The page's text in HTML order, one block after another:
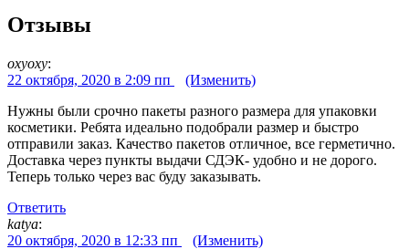
Отзывы
oxyoxy:
22 октября, 2020 в 2:09 пп
(Изменить)
Нужны были срочно пакеты разного размера для упаковки
косметики. Ребята идеально подобрали размер и быстро
отправили заказ. Качество пакетов отличное, все герметично.
Доставка через пункты выдачи СДЭК- удобно и не дорого.
Теперь только через вас буду заказывать.
Ответить
katya:
20 октября, 2020 в 12:33 пп
(Изменить)